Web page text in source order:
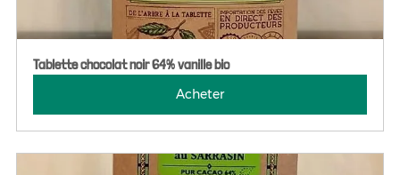
Tablette chocolat noir 64% vanille bio
Acheter